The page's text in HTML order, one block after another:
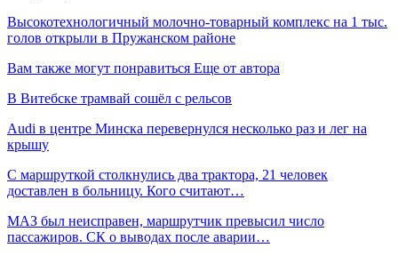
Высокотехнологичный молочно-товарный комплекс на 1 тыс.
голов открыли в Пружанском районе
Вам также могут понравиться Еще от автора
В Витебске трамвай сошёл с рельсов
Audi в центре Минска перевернулся несколько раз и лег на
крышу
С маршруткой столкнулись два трактора, 21 человек
доставлен в больницу. Кого считают…
МАЗ был неисправен, маршрутчик превысил число
пассажиров. СК о выводах после аварии…